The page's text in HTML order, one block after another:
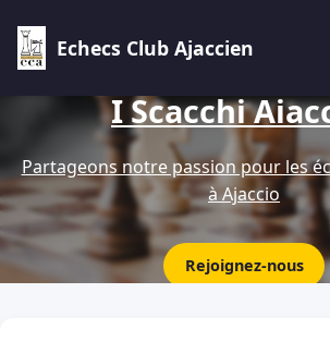
Echecs Club Ajaccien
I Scacchi
Partageons notre passion pour les
à Ajaccio
Rejoignez-nous